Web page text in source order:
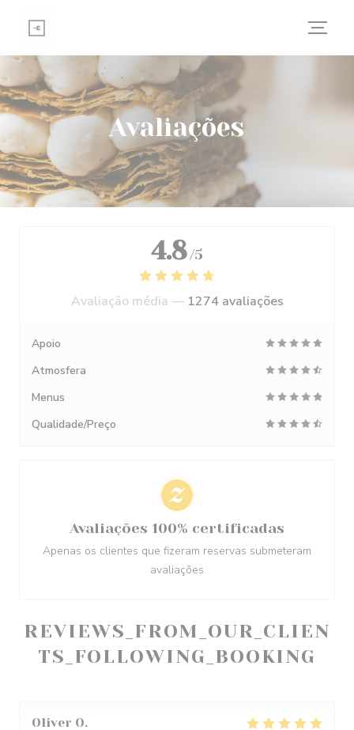
Avaliações
REVIEWS_FROM_OUR_CLIEN
TS_FOLLOWING_BOOKING
Oliver O
4.8 /5
Avaliação média — 1274 avaliações
Apoio
Atmosfera
Menus
Qualidade/Preço
Avaliações 100% certificadas
Apenas os clientes que fizeram reservas submeteram
avaliações